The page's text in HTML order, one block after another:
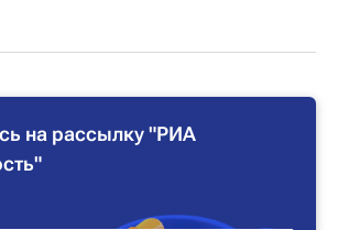
на рассылку "РИА